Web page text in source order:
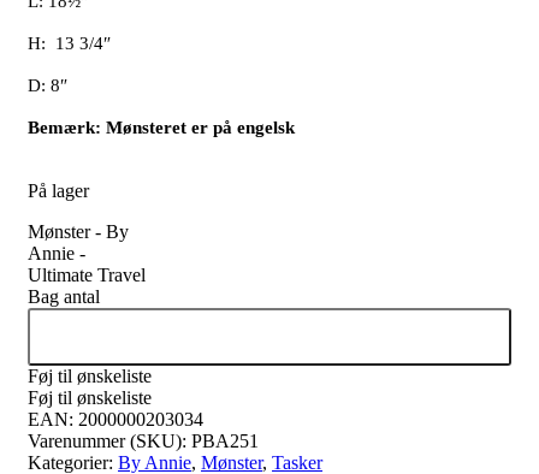
H: 13 3/4″
D: 8″
Bemærk: Mønsteret er på engelsk
På lager
Mønster - By
Annie -
Ultimate Travel
Bag antal
Føj til ønskeliste
Føj til ønskeliste
EAN: 2000000203034
Varenummer (SKU): PBA251
Kategorier: By Annie, Mønster, Tasker